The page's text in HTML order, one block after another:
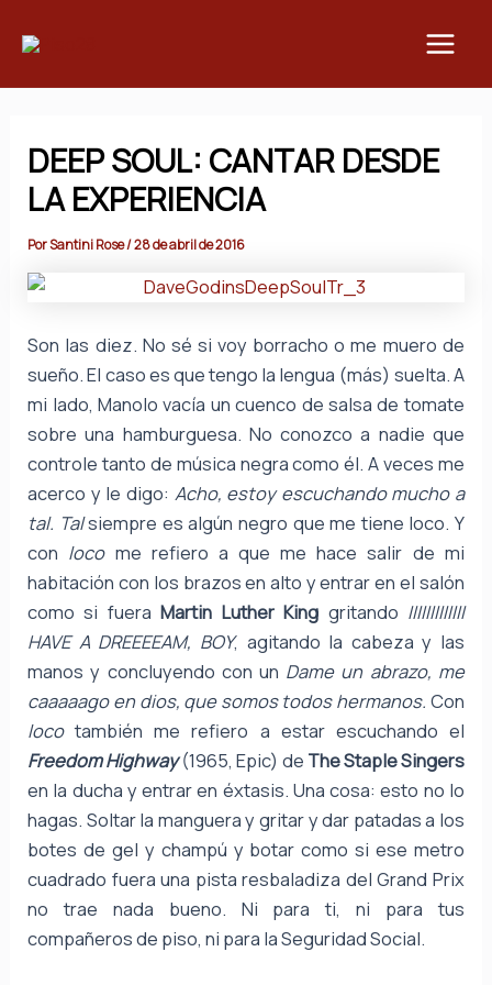
DEEP SOUL: CANTAR DESDE
LA EXPERIENCIA
PorSantini Rose/28 de abril de 2016
Son las diez. No sé si voy borracho o me muero de
sueño. El caso es que tengo la lengua (más) suelta. A
mi lado, Manolo vacía un cuenco de salsa de tomate
sobre una hamburguesa. No conozco a nadie que
controle tanto de música negra como él. A veces me
acerco y le digo: Acho, estoy escuchando mucho a
tal. Talsiempre es algún negro que me tiene loco. Y
con loco me refiero a que me hace salir de mi
habitación con los brazos en alto y entrar en el salón
como si fuera Martin Luther King gritando IIIIIIIIIIIII
HAVE A DREEEEAM, BOY, agitando la cabeza y las
manos y concluyendo con un Dame un abrazo, me
caaaaago en dios, que somos todos hermanos. Con
locotambién me refiero a estar escuchando el
Freedom Highway(1965, Epic) de The Staple Singers
en la ducha y entrar en éxtasis. Una cosa: esto no lo
hagas. Soltar la manguera y gritar y dar patadas a los
botes de gel y champú y botar como si ese metro
cuadrado fuera una pista resbaladiza del Grand Prix
no trae nada bueno. Ni para ti, ni para tus
compañeros de piso, ni para la Seguridad Social.